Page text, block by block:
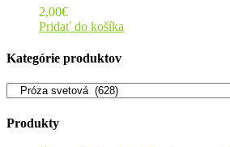
2,00€
Pridať do košíka
Kategórie produktov
Produkty